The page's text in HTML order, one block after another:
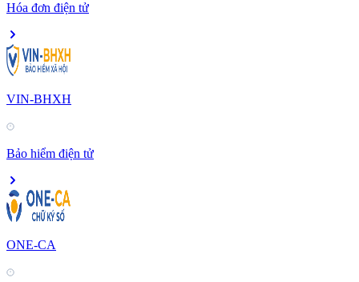
Hóa đơn điện tử
VIN-BHXH
Bảo hiểm điện tử
ONE-CA